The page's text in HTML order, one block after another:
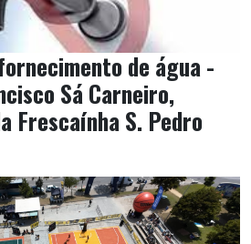
de água -
Sá Carneiro,
Frescaínha S. Pedro